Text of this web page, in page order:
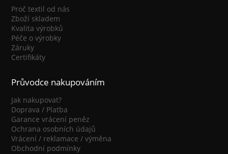
Proč textil od nás
Zboží skladem
Kvalita výrobků
Péče o výrobky
Záruky
Certifikáty
Průvodce nakupováním
Jak nakupovat?
Doprava / Platba
Garance vrácení peněz
Ochrana osobních údajů
Vrácení / reklamace / výměna
Obchodní podmínky